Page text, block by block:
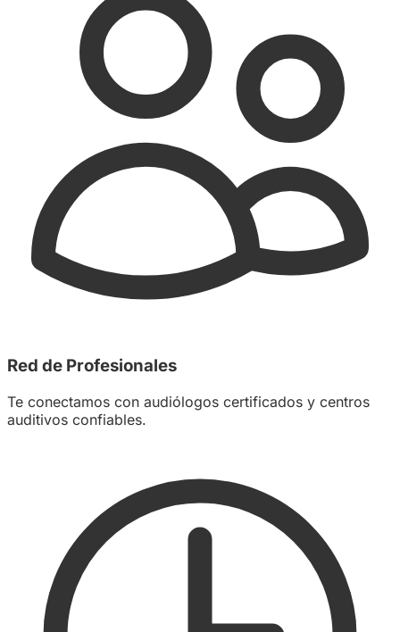
Red de Profesionales
Te conectamos con audiólogos certificados y centros
auditivos confiables.